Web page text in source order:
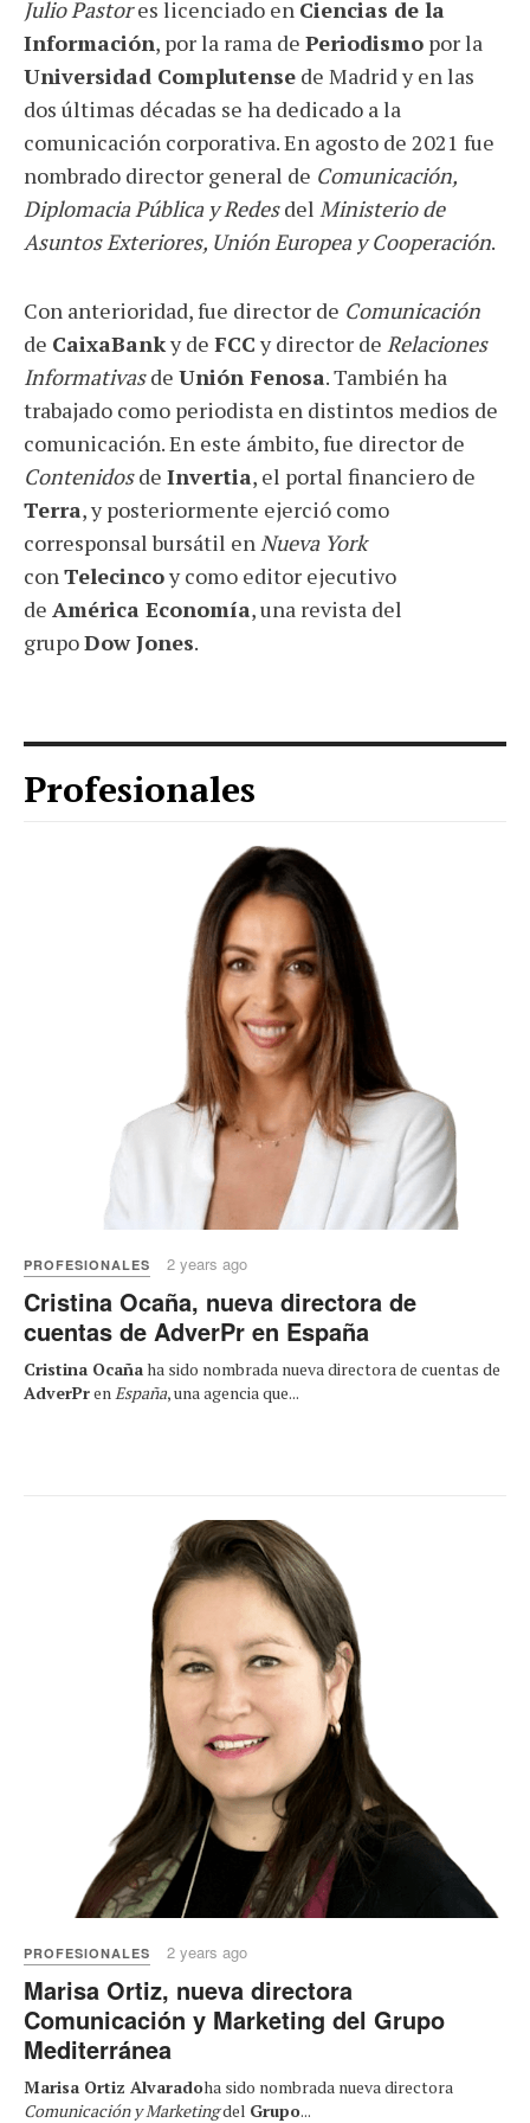
Julio Pastores licenciado en Ciencias de la
Información, por la rama de Periodismo por la
Universidad Complutense de Madrid y en las
dos últimas décadas se ha dedicado a la
comunicación corporativa. En agosto de 2021 fue
nombrado director general de Comunicación,
Diplomacia Pública y Redesdel Ministerio de
Asuntos Exteriores, Unión Europea y Cooperación.
Con anterioridad, fue director de Comunicación
de CaixaBanky de FCC y director de Relaciones
Informativasde Unión Fenosa. También ha
trabajado como periodista en distintos medios de
comunicación. En este ámbito, fue director de
Contenidosde Invertia, el portal financiero de
Terra, y posteriormente ejerció como
corresponsal bursátil enNueva York
conTelecincoy como editor ejecutivo
de América Economía, una revista del
grupoDow Jones.
Profesionales
PROFESIONALES 2 years ago
Cristina Ocaña, nueva directora de
cuentas de AdverPr en España
Cristina Ocañaha sido nombrada nueva directora de cuentas de
AdverPrenEspaña, una agencia que...
PROFESIONALES 2 years ago
Marisa Ortiz, nueva directora
Comunicación y Marketing del Grupo
Mediterránea
Marisa Ortiz Alvaradoha sido nombrada nueva directora
Comunicación y Marketingdel Grupo...